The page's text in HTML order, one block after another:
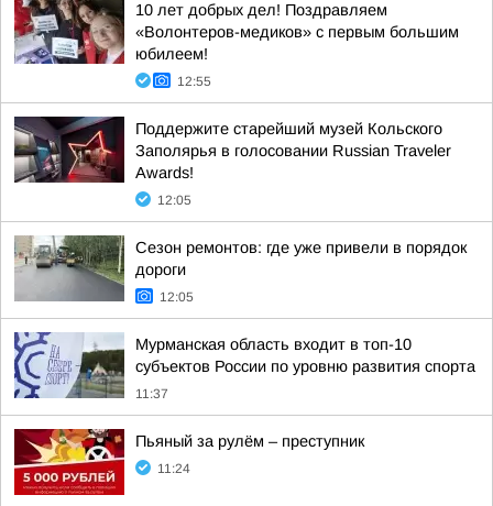
10 лет добрых дел! Поздравляем
«Волонтеров-медиков» с первым большим
юбилеем!
12:55
Поддержите старейший музей Кольского
Заполярья в голосовании Russian Traveler
Awards!
12:05
Сезон ремонтов: где уже привели в порядок
дороги
12:05
Мурманская область входит в топ-10
субъектов России по уровню развития спорта
11:37
Пьяный за рулём – преступник
11:24